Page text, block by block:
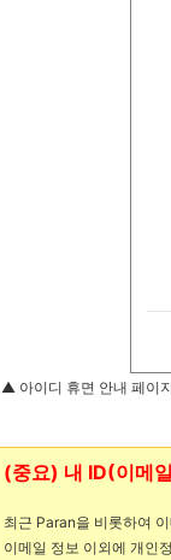
▲ 아이디 휴면 안내 페이
(중요) 내 ID(이메
최근 Paran을 비롯하여
이메일 정보 이외에 개인